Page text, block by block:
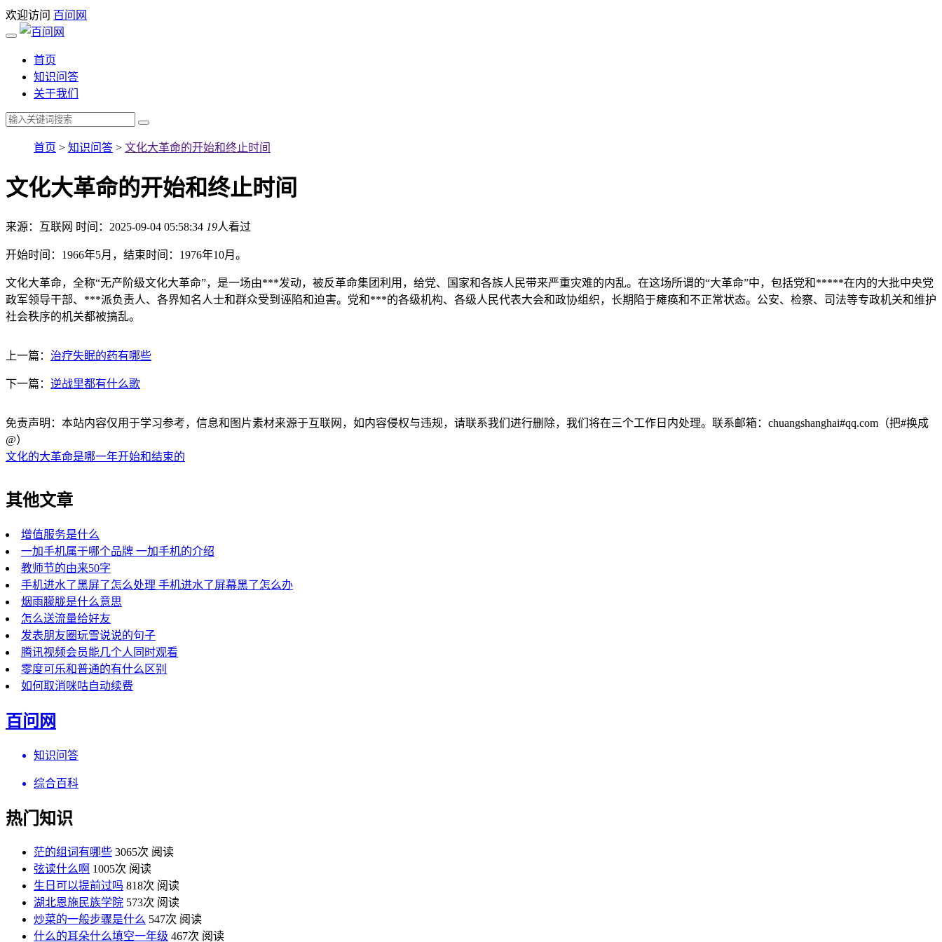
欢迎访问 百问网
首页
知识问答
关于我们
首页 > 知识问答 > 文化大革命的开始和终止时间
文化大革命的开始和终止时间
来源：互联网 时间：2025-09-04 05:58:34 19人看过
开始时间：1966年5月，结束时间：1976年10月。
文化大革命，全称“无产阶级文化大革命”，是一场由***发动，被反革命集团利用，给党、国家和各族人民带来严重灾难的内乱。在这场所谓的“大革命”中，包括党和*****在内的大批中央党
政军领导干部、***派负责人、各界知名人士和群众受到诬陷和迫害。党和***的各级机构、各级人民代表大会和政协组织，长期陷于瘫痪和不正常状态。公安、检察、司法等专政机关和维护
社会秩序的机关都被搞乱。
上一篇： 治疗失眠的药有哪些
下一篇： 逆战里都有什么歌
免责声明：本站内容仅用于学习参考，信息和图片素材来源于互联网，如内容侵权与违规，请联系我们进行删除，我们将在三个工作日内处理。联系邮箱：chuangshanghai#qq.com（把#换成
@）
文化的大革命是哪一年开始和结束的
其他文章
增值服务是什么
一加手机属于哪个品牌 一加手机的介绍
教师节的由来50字
手机进水了黑屏了怎么处理 手机进水了屏幕黑了怎么办
烟雨朦胧是什么意思
怎么送流量给好友
发表朋友圈玩雪说说的句子
腾讯视频会员能几个人同时观看
零度可乐和普通的有什么区别
如何取消咪咕自动续费
百问网
知识问答
综合百科
热门知识
茫的组词有哪些 3065次 阅读
弦读什么啊 1005次 阅读
生日可以提前过吗 818次 阅读
湖北恩施民族学院 573次 阅读
炒菜的一般步骤是什么 547次 阅读
什么的耳朵什么填空一年级 467次 阅读